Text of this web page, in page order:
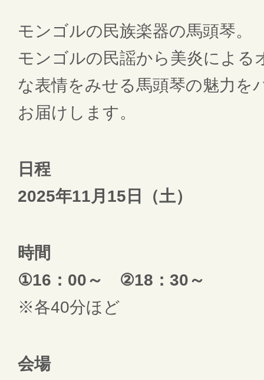
モンゴルの民族楽器の馬頭琴。
モンゴルの民謡から美炎による
な表情をみせる馬頭琴の魅力を
お届けします。
日程
2025年11月15日（土）
時間
①16：00～ ②18：30～
※各40分ほど
会場